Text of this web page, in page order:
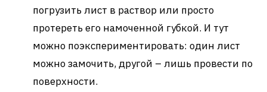
погрузить лист в раствор или просто
протереть его намоченной губкой. И тут
можно поэкспериментировать: один лист
можно замочить, другой – лишь провести по
поверхности.